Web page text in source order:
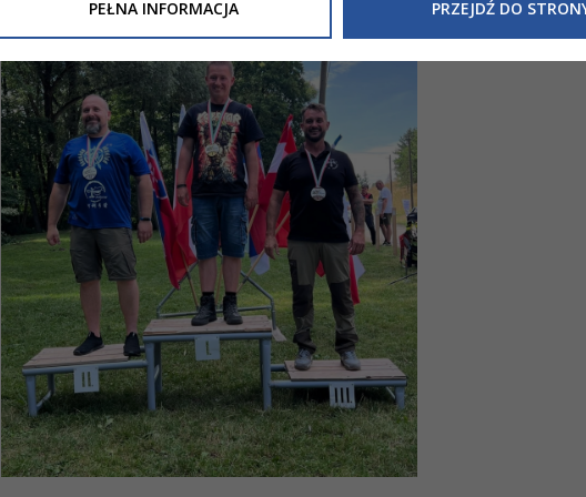
Niniejsza informacja nie wymaga od Państwa żadnych dodatkowych działań.
PEŁNA INFORMACJA PRZEJDŹ DO